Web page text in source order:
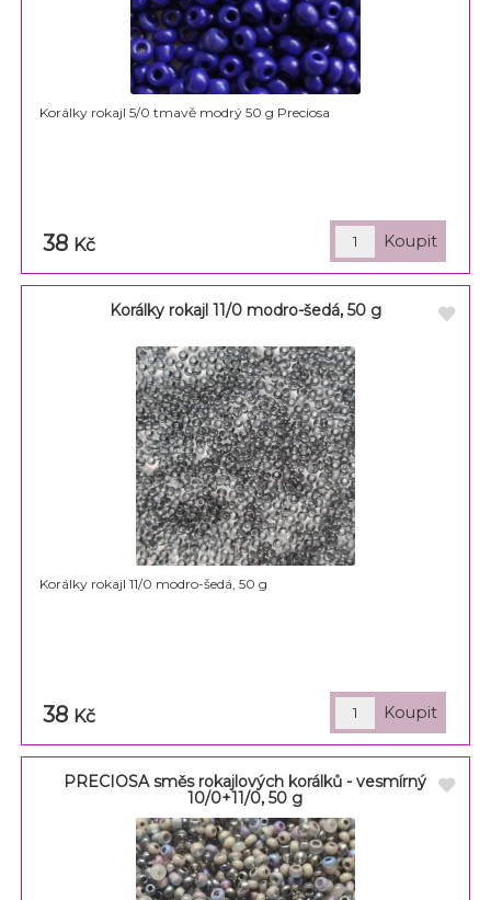
Korálky rokajl 5/0 tmavě modrý 50 g Preciosa
38 Kč
Korálky rokajl 11/0 modro-šedá, 50 g
Korálky rokajl 11/0 modro-šedá, 50 g
38 Kč
PRECIOSA směs rokajlových korálků - vesmírný
10/0+11/0, 50 g